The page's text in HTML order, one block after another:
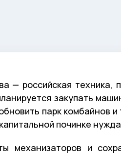
— российская техника,
закупать
парк комбайнов
починке
механизаторов и